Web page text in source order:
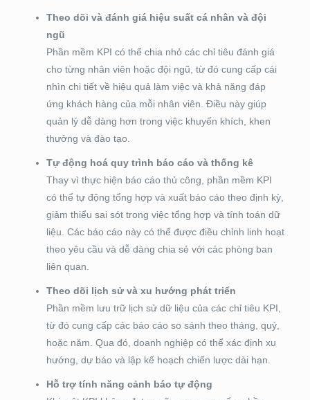
Theo dõi và đánh giá hiệu suất cá nhân và đội
ngũ
Phần mềm KPI có thể chia nhỏ các chỉ tiêu đánh giá
cho từng nhân viên hoặc đội ngũ, từ đó cung cấp cái
nhìn chi tiết về hiệu quả làm việc và khả năng đáp
ứng khách hàng của mỗi nhân viên. Điều này giúp
quản lý dễ dàng hơn trong việc khuyến khích, khen
thưởng và đào tạo.
Tự động hoá quy trình báo cáo và thống kê
Thay vì thực hiện báo cáo thủ công, phần mềm KPI
có thể tự động tổng hợp và xuất báo cáo theo định kỳ,
giảm thiểu sai sót trong việc tổng hợp và tính toán dữ
liệu. Các báo cáo này có thể được điều chỉnh linh hoạt
theo yêu cầu và dễ dàng chia sẻ với các phòng ban
liên quan.
Theo dõi lịch sử và xu hướng phát triển
Phần mềm lưu trữ lịch sử dữ liệu của các chỉ tiêu KPI,
từ đó cung cấp các báo cáo so sánh theo tháng, quý,
hoặc năm. Qua đó, doanh nghiệp có thể xác định xu
hướng, dự báo và lập kế hoạch chiến lược dài hạn.
Hỗ trợ tính năng cảnh báo tự động